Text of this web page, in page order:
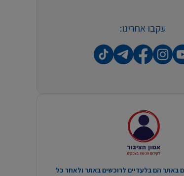
עקבו אחרינו:
באתר הם בלעדיים לרוכשים באתר ולאחר כל